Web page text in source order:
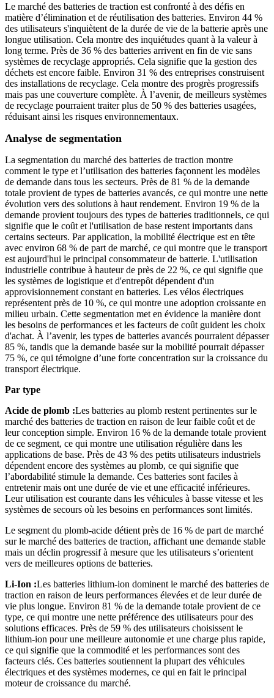
Le marché des batteries de traction est confronté à des défis en
matière d’élimination et de réutilisation des batteries. Environ 44 %
des utilisateurs s'inquiètent de la durée de vie de la batterie après une
longue utilisation. Cela montre des inquiétudes quant à la valeur à
long terme. Près de 36 % des batteries arrivent en fin de vie sans
systèmes de recyclage appropriés. Cela signifie que la gestion des
déchets est encore faible. Environ 31 % des entreprises construisent
des installations de recyclage. Cela montre des progrès progressifs
mais pas une couverture complète. À l’avenir, de meilleurs systèmes
de recyclage pourraient traiter plus de 50 % des batteries usagées,
réduisant ainsi les risques environnementaux.
Analyse de segmentation
La segmentation du marché des batteries de traction montre
comment le type et l’utilisation des batteries façonnent les modèles
de demande dans tous les secteurs. Près de 81 % de la demande
totale provient de types de batteries avancés, ce qui montre une nette
évolution vers des solutions à haut rendement. Environ 19 % de la
demande provient toujours des types de batteries traditionnels, ce qui
signifie que le coût et l'utilisation de base restent importants dans
certains secteurs. Par application, la mobilité électrique est en tête
avec environ 68 % de part de marché, ce qui montre que le transport
est aujourd'hui le principal consommateur de batterie. L'utilisation
industrielle contribue à hauteur de près de 22 %, ce qui signifie que
les systèmes de logistique et d'entrepôt dépendent d'un
approvisionnement constant en batteries. Les vélos électriques
représentent près de 10 %, ce qui montre une adoption croissante en
milieu urbain. Cette segmentation met en évidence la manière dont
les besoins de performances et les facteurs de coût guident les choix
d'achat. À l’avenir, les types de batteries avancés pourraient dépasser
85 %, tandis que la demande basée sur la mobilité pourrait dépasser
75 %, ce qui témoigne d’une forte concentration sur la croissance du
transport électrique.
Par type
Acide de plomb :Les batteries au plomb restent pertinentes sur le
marché des batteries de traction en raison de leur faible coût et de
leur conception simple. Environ 16 % de la demande totale provient
de ce segment, ce qui montre une utilisation régulière dans les
applications de base. Près de 43 % des petits utilisateurs industriels
dépendent encore des systèmes au plomb, ce qui signifie que
l’abordabilité stimule la demande. Ces batteries sont faciles à
entretenir mais ont une durée de vie et une efficacité inférieures.
Leur utilisation est courante dans les véhicules à basse vitesse et les
systèmes de secours où les besoins en performances sont limités.
Le segment du plomb-acide détient près de 16 % de part de marché
sur le marché des batteries de traction, affichant une demande stable
mais un déclin progressif à mesure que les utilisateurs s’orientent
vers de meilleures options de batteries.
Li-Ion :Les batteries lithium-ion dominent le marché des batteries de
traction en raison de leurs performances élevées et de leur durée de
vie plus longue. Environ 81 % de la demande totale provient de ce
type, ce qui montre une nette préférence des utilisateurs pour des
solutions efficaces. Près de 59 % des utilisateurs choisissent le
lithium-ion pour une meilleure autonomie et une charge plus rapide,
ce qui signifie que la commodité et les performances sont des
facteurs clés. Ces batteries soutiennent la plupart des véhicules
électriques et des systèmes modernes, ce qui en fait le principal
moteur de croissance du marché.